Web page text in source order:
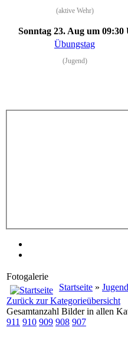
(aktive Wehr)
Sonntag 23. Aug um 09:30
Übungstag
(Jugend)
Fotogalerie
Startseite » Jugend
Zurück zur Kategorieübersicht
Gesamtanzahl Bilder in allen
911 910 909 908 907